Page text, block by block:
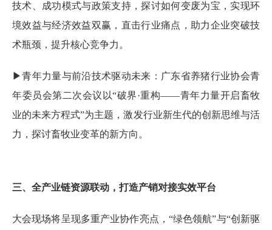
技术、成功模式与政策支持，探讨如何变废为宝，实现环
境效益与经济效益双赢，直击行业痛点，助力企业突破技
术瓶颈，提升核心竞争力。
▶青年力量与前沿技术驱动未来：广东省养猪行业协会青
年委员会第二次会议以“破界·重构——青年力量开启畜牧
业的未来方程式”为主题，激发行业新生代的创新思维与活
力，探讨畜牧业变革的新方向。
三、全产业链资源联动，打造产销对接实效平台
大会现场将呈现多重产业协作亮点，“绿色领航”与“创新驱